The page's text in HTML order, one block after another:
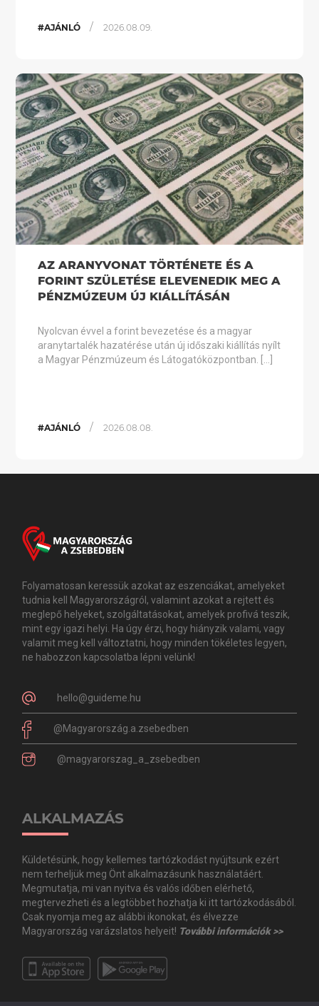
#AJÁNLÓ / 2026.08.09.
AZ ARANYVONAT TÖRTÉNETE ÉS A
FORINT SZÜLETÉSE ELEVENEDIK MEG A
PÉNZMÚZEUM ÚJ KIÁLLÍTÁSÁN
Nyolcvan évvel a forint bevezetése és a magyar
aranytartalék hazatérése után új időszaki kiállítás nyílt
a Magyar Pénzmúzeum és Látogatóközpontban. […]
#AJÁNLÓ / 2026.08.08.
Folyamatosan keressük azokat az eszenciákat, amelyeket
tudnia kell Magyarországról, valamint azokat a rejtett és
meglepő helyeket, szolgáltatásokat, amelyek profivá teszik,
mint egy igazi helyi. Ha úgy érzi, hogy hiányzik valami, vagy
valamit meg kell változtatni, hogy minden tökéletes legyen,
ne habozzon kapcsolatba lépni velünk!
hello@guideme.hu
@Magyarország.a.zsebedben
@magyarorszag_a_zsebedben
ALKALMAZÁS
Küldetésünk, hogy kellemes tartózkodást nyújtsunk ezért
nem terheljük meg Önt alkalmazásunk használatáért.
Megmutatja, mi van nyitva és valós időben elérhető,
megtervezheti és a legtöbbet hozhatja ki itt tartózkodásából.
Csak nyomja meg az alábbi ikonokat, és élvezze
Magyarország varázslatos helyeit! További információk >>